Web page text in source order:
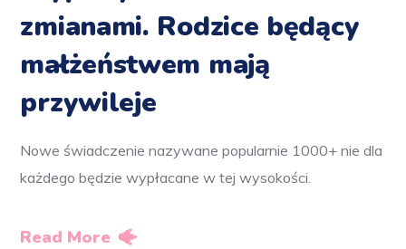
zmianami. Rodzice będący
małżeństwem mają
przywileje
Nowe świadczenie nazywane popularnie 1000+ nie dla
każdego będzie wypłacane w tej wysokości.
Read More